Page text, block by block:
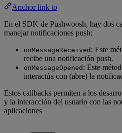
Anchor link to
En el SDK de Pushwoosh, hay dos
manejar notificaciones push:
onMessageReceived : Este
recibe una notificación push.
onMessageOpened : Este
interactúa con (abre) la
Estos callbacks permiten a los
y la interacción del usuario con las
aplicaciones